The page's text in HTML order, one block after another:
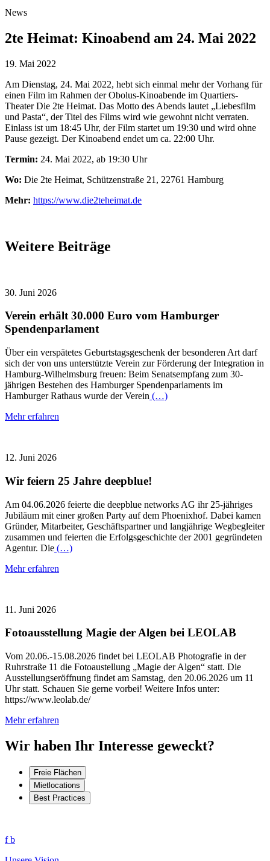
News
2te Heimat: Kinoabend am 24. Mai 2022
19. Mai 2022
Am Dienstag, 24. Mai 2022, hebt sich einmal mehr der Vorhang für
einen Film im Rahmen der Obolus-Kinoabende im Quartiers-
Theater Die 2te Heimat. Das Motto des Abends lautet „Liebesfilm
und Pasta“, der Titel des Films wird wie gewohnt nicht verraten.
Einlass ist um 18:45 Uhr, der Film startet um 19:30 und wird ohne
Pause gezeigt. Der Kinoabend endet um ca. 22:00 Uhr.
Termin: 24. Mai 2022, ab 19:30 Uhr
Wo: Die 2te Heimat, Schützenstraße 21, 22761 Hamburg
Mehr: https://www.die2teheimat.de
Weitere Beiträge
30. Juni 2026
Verein erhält 30.000 Euro vom Hamburger
Spendenparlament
Über ein verspätetes Geburtstagsgeschenk der besonderen Art darf
sich der von uns unterstützte Verein zur Förderung der Integration in
Hamburg-Wilhelmsburg freuen: Beim Senatsempfang zum 30-
jährigen Bestehen des Hamburger Spendenparlaments im
Hamburger Rathaus wurde der Verein (…)
Mehr erfahren
12. Juni 2026
Wir feiern 25 Jahre deepblue!
Am 04.06.2026 feierte die deepblue networks AG ihr 25-jähriges
Jubiläum mit einer großen Party auf dem Phoenixhof. Dabei kamen
Gründer, Mitarbeiter, Geschäftspartner und langjährige Wegbegleiter
zusammen und feierten die Erfolgsgeschichte der 2001 gegründeten
Agentur. Die (…)
Mehr erfahren
11. Juni 2026
Fotoausstellung Magie der Algen bei LEOLAB
Vom 20.06.-15.08.2026 findet bei LEOLAB Photografie in der
Ruhrstraße 11 die Fotoaustellung „Magie der Algen“ statt. Die
Ausstellungseröffnung findet am Samstag, den 20.06.2026 um 11
Uhr statt. Schauen Sie gerne vorbei! Weitere Infos unter:
https://www.leolab.de/
Mehr erfahren
Wir haben Ihr Interesse geweckt?
Freie Flächen
Mietlocations
Best Practices
f b